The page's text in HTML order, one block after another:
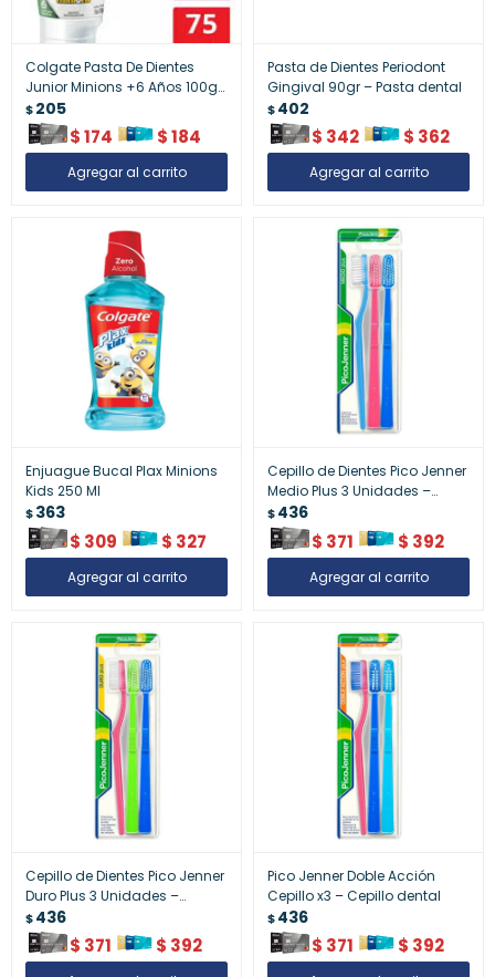
Colgate Pasta De Dientes
Junior Minions +6 Años 100gr
– Pasta Dental Infantil
$205
$174 $184
Pasta de Dientes Periodont
Gingival 90gr – Pasta dental
$402
$ 342 $ 362
Enjuague Bucal Plax Minions
Kids 250 Ml
$363
$ 309 $ 327
Cepillo de Dientes Pico Jenner
Medio Plus 3 Unidades –
Cepillo dental
$436
$ 371 $ 392
Cepillo de Dientes Pico Jenner
Duro Plus 3 Unidades –
Cepillo dental
$436
$ 371 $ 392
Pico Jenner Doble Acción
Cepillo x3 – Cepillo dental
$436
$ 371 $ 392